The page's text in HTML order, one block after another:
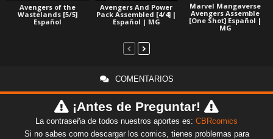
Avengers of the
Wastelands [5/5]
Español
Avengers And Power
Pack Assembled [4/4] |
Español | MG
Marvel Mangaverse
Avengers Assemble
[One Shot] Español |
MG
COMENTARIOS
¡Antes de Preguntar!
La contraseña de todos nuestros aportes es: CBRcomics
Si no sabes como descargar los comics, tienes problemas para